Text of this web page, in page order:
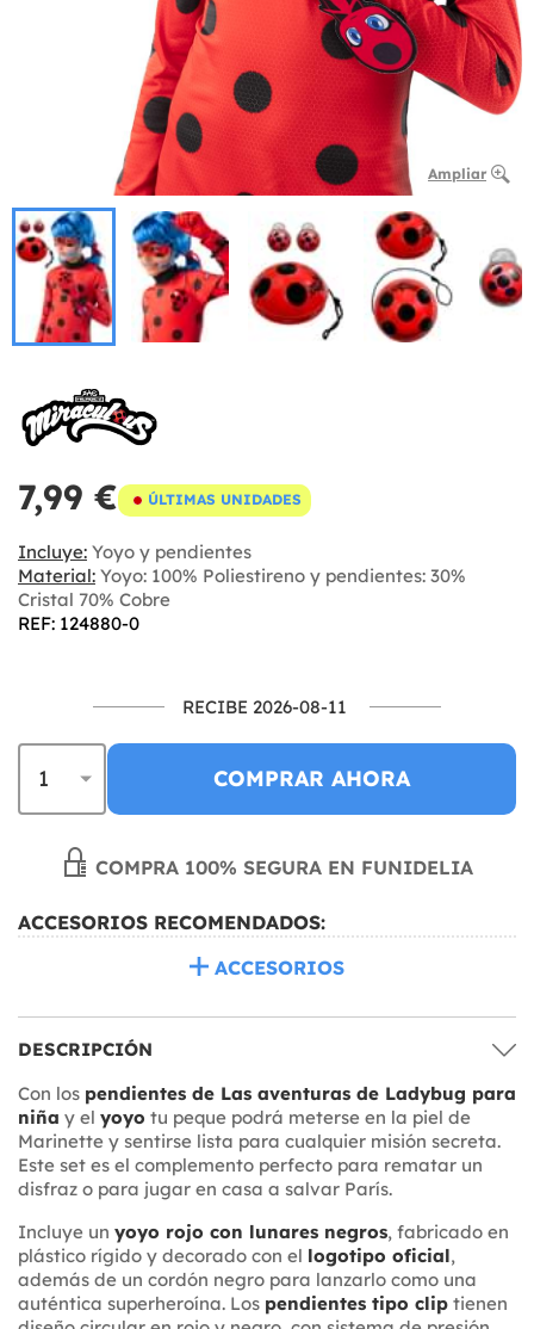
Ampliar
7,99 € ÚLTIMAS UNIDADES
Incluye: Yoyo y pendientes
Material: Yoyo: 100% Poliestireno y pendientes: 30%
Cristal 70% Cobre
REF: 124880-0
RECIBE 2026-08-11
COMPRAR AHORA
COMPRA 100% SEGURA EN FUNIDELIA
ACCESORIOS RECOMENDADOS:
ACCESORIOS
DESCRIPCIÓN
Con los pendientes de Las aventuras de Ladybug para
niña y el yoyo tu peque podrá meterse en la piel de
Marinette y sentirse lista para cualquier misión secreta.
Este set es el complemento perfecto para rematar un
disfraz o para jugar en casa a salvar París.
Incluye un yoyo rojo con lunares negros, fabricado en
plástico rígido y decorado con el logotipo oficial,
además de un cordón negro para lanzarlo como una
auténtica superheroína. Los pendientes tipo clip tienen